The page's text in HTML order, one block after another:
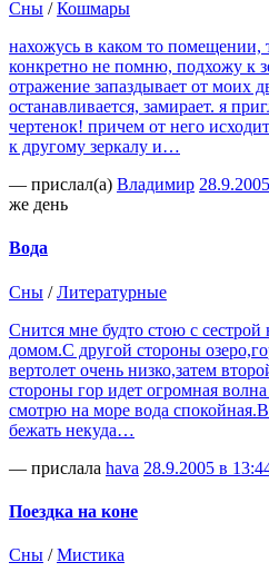
Сны /Кошмары
нахожусь в каком то помещении,
конкретно не помню, подхожу к
отражение запаздывает от моих
останавливается, замирает. я
чертенок! причем от него
к другому зеркалу и…
— прислал(а) Владимир
же день
Вода
Сны /Литературные
Снится мне будто стою с сестрой
домом.С другой стороны
вертолет очень низко,затем
стороны гор идет огромная
смотрю на море вода
бежать некуда…
— прислала hava 28.9.2005 в
Поездка на коне
Сны /Мистика